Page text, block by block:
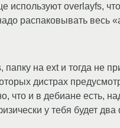
используют overlayfs,
распаковывать весь
на ext и тогда не
дистрах
что и в дебиане есть,
у тебя будет